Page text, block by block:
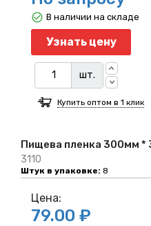
Пищева пленка 300мм *
3110
Штук в упаковке: 8
Узнать цену
шт.
В наличии на складе
Купить оптом в 1 клик
Цена:
79.00 ₽